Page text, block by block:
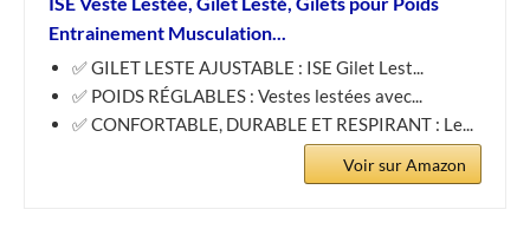
Entrainement Musculation...
✅ GILET LESTE AJUSTABLE : ISE Gilet Lest...
✅ POIDS RÉGLABLES : Vestes lestées avec...
✅ CONFORTABLE, DURABLE ET RESPIRANT : Le...
Voir sur Amazon